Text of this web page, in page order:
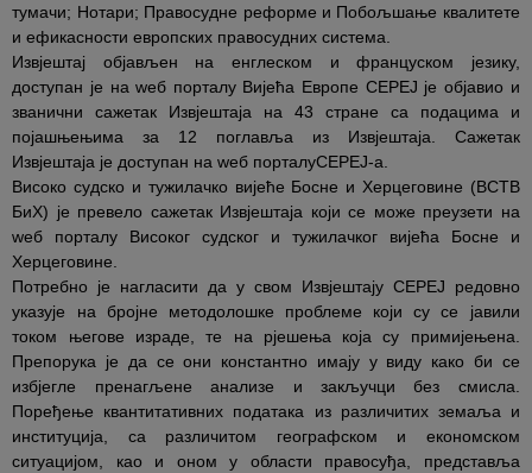
тумачи; Нотари; Правосудне реформе и Побољшање квалитете
и ефикасности европских правосудних система.
Извјештај објављен на енглеском и француском језику,
доступан је на wеб порталу Вијећа Европе CEPEJ је објавио и
званични сажетак Извјештаја на 43 стране са подацима и
појашњењима за 12 поглавља из Извјештаја. Сажетак
Извјештаја је доступан на wеб порталуCEPEJ-a.
Високо судско и тужилачко вијеће Босне и Херцеговине (ВСТВ
БиХ) је превело сажетак Извјештаја који се може преузети на
wеб порталу Високог судског и тужилачког вијећа Босне и
Херцеговине.
Потребно је нагласити да у свом Извјештају CEPEJ редовно
указује на бројне методолошке проблеме који су се јавили
током његове израде, те на рјешења која су примијењена.
Препорука је да се они константно имају у виду како би се
избјегле пренагљене анализе и закључци без смисла.
Поређење квантитативних података из различитих земаља и
институција, са различитом географском и економском
ситуацијом, као и оном у области правосуђа, представља